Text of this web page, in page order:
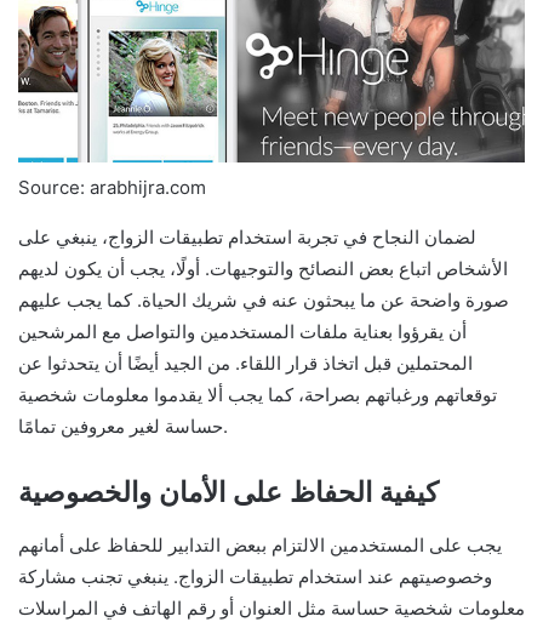
Source: arabhijra.com
لضمان النجاح في تجربة استخدام تطبيقات الزواج، ينبغي على
الأشخاص اتباع بعض النصائح والتوجيهات. أولًا، يجب أن يكون لديهم
صورة واضحة عن ما يبحثون عنه في شريك الحياة. كما يجب عليهم
أن يقرؤوا بعناية ملفات المستخدمين والتواصل مع المرشحين
المحتملين قبل اتخاذ قرار اللقاء. من الجيد أيضًا أن يتحدثوا عن
توقعاتهم ورغباتهم بصراحة، كما يجب ألا يقدموا معلومات شخصية
حساسة لغير معروفين تمامًا.
كيفية الحفاظ على الأمان والخصوصية
يجب على المستخدمين الالتزام ببعض التدابير للحفاظ على أمانهم
وخصوصيتهم عند استخدام تطبيقات الزواج. ينبغي تجنب مشاركة
معلومات شخصية حساسة مثل العنوان أو رقم الهاتف في المراسلات